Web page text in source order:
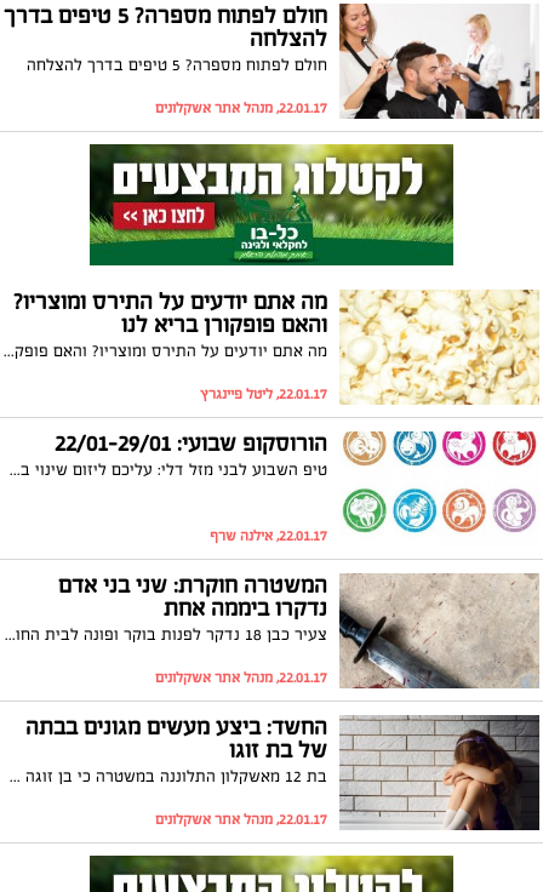
חולם לפתוח מספרה? 5 טיפים בדרך
להצלחה
חולם לפתוח מספרה? 5 טיפים בדרך להצלחה
22.01.17, מנהל אתר אשקלונים
מה אתם יודעים על התירס ומוצריו?
והאם פופקורן בריא לנו
מה אתם יודעים על התירס ומוצריו? והאם פופקורן בריא לנו
22.01.17, ליטל פיינגרץ
הורוסקופ שבועי: 22/01-29/01
טיפ השבוע לבני מזל דלי: עליכם ליזום שינוי במקום העבודה
22.01.17, אילנה שרף
המשטרה חוקרת: שני בני אדם
נדקרו ביממה אחת
צעיר כבן 18 נדקר לפנות בוקר ופונה לבית החולים במצב בינוני. לילה קודם לכן פונה לבית החולים גבר כבן 33 גם כן עם פצעי דקריה בגופו. המשטרה איתרה שתי זירות אירוע שונות ופתחה בחקירה, טרם נעצרו חשודים
22.01.17, מנהל אתר אשקלונים
החשד: ביצע מעשים מגונים בבתה
של בת זוגו
בת 12 מאשקלון התלוננה במשטרה כי בן זוגה של אמה ביצע בה במשך מספר חודשים מעשים מגונים. האם ההמומה תמכה בבתה מיהרה לעזוב את האיש ואף הוציאה כנגדו צו הרחקה. את הנערה הצעירה מייצגת עורכת הדין לימור רוט-חזן
22.01.17, מנהל אתר אשקלונים